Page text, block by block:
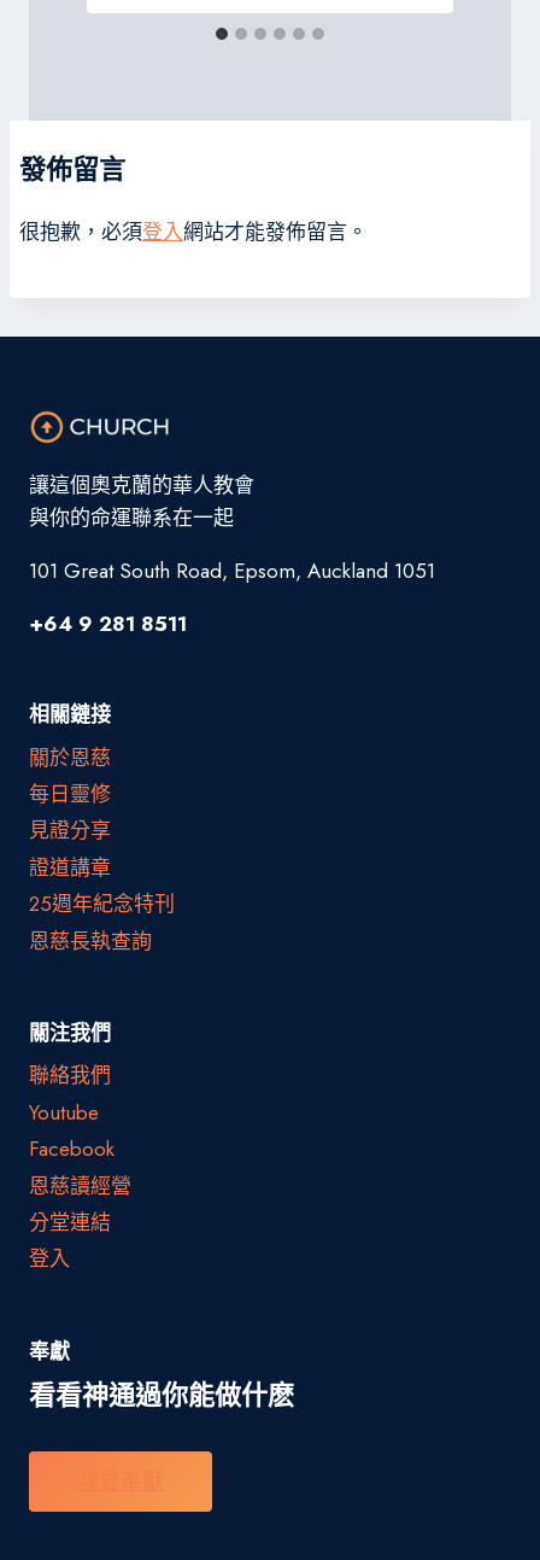
發佈留言
很抱歉，必須登入網站才能發佈留言。
讓這個奧克蘭的華人教會
與你的命運聯系在一起
101 Great South Road, Epsom, Auckland 1051
+64 9 281 8511
相關鏈接
關於恩慈
每日靈修
見證分享
證道講章
25週年紀念特刊
恩慈長執查詢
關注我們
聯絡我們
Youtube
Facebook
恩慈讀經營
分堂連結
登入
奉獻
看看神通過你能做什麽